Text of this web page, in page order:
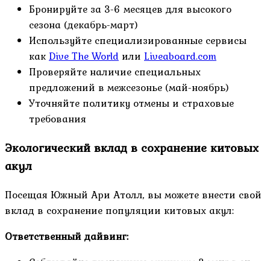
Бронируйте за 3-6 месяцев для высокого
сезона (декабрь-март)
Используйте специализированные сервисы
какDive The World или Liveaboard.com
Проверяйте наличие специальных
предложений в межсезонье (май-ноябрь)
Уточняйте политику отмены и страховые
требования
Экологический вклад в сохранение китовых
акул
Посещая Южный Ари Атолл, вы можете внести свой
вклад в сохранение популяции китовых акул:
Ответственный дайвинг: